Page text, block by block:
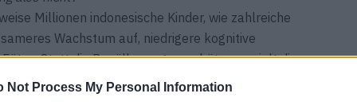
Not Process My Personal Information
­Millionen indonesische Kinder, wie zahlreiche
Wachstum auf, niedrigere kognitive
Statt die Bevölkerung zu schützen, spielt die
Brände sogar ­herunter. Ein eindrücklicher Beleg
(„Verbrennen“) aus dem Jahr 2020: Laut